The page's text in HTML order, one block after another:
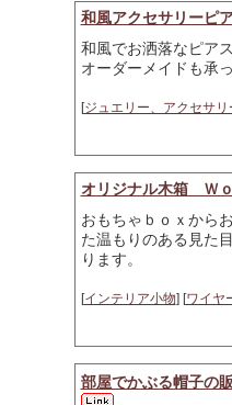
和風アクセサリーピ
和風でお洒落なピア
オーダーメイドも承
[ジュエリー、アクセサリ
オリジナル木箱 Ｗ
おもちゃｂｏｘから
た温もりのある見た
ります。
[インテリア小物] [ワイヤ
部屋でかぶる帽子の